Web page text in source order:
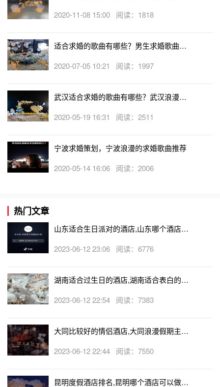
一场完美的求婚，少不了鲜花的陪衬、少不了钻戒去见证幸
福，更少不了一首求婚用的歌曲去述说内心想要说的话。
或者是能把你内心说不出口的爱意表达出来，通过歌曲向对
方示爱，这难道不是非常浪漫甜蜜的事吗？
2020-11-08 15:00 阅读：1818
适合求婚的歌曲有哪些？男生求婚歌曲大
2020-07-05 10:21 阅读：1997
武汉适合求婚的歌曲有哪些？武汉浪漫求
2020-05-19 16:31 阅读：2511
宁波求婚策划，宁波浪漫的求婚歌曲推荐
2020-05-14 16:06 阅读：2006
热门文章
山东适合生日派对的酒店,山东哪个酒店有
2023-06-12 23:06 阅读：6776
湖南适合过生日的酒店,湖南适合表白的酒
2023-06-12 22:54 阅读：7383
大同比较好的情侣酒店,大同浪漫假期主题
2023-06-12 22:44 阅读：7550
昆明度假酒店排名,昆明哪个酒店可以做求